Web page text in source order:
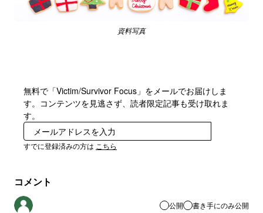
資料写真
無料で「Victim/Survivor Focus」をメールでお届けしま
す。コンテンツを見逃さず、読者限定記事も受け取れま
す。
すでに登録済みの方は こちら
コメント
公開 書き手にのみ公開